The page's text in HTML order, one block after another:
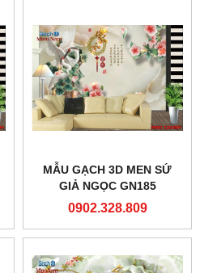
MẪU GẠCH 3D MEN SỨ
GIẢ NGỌC GN185
0902.328.809